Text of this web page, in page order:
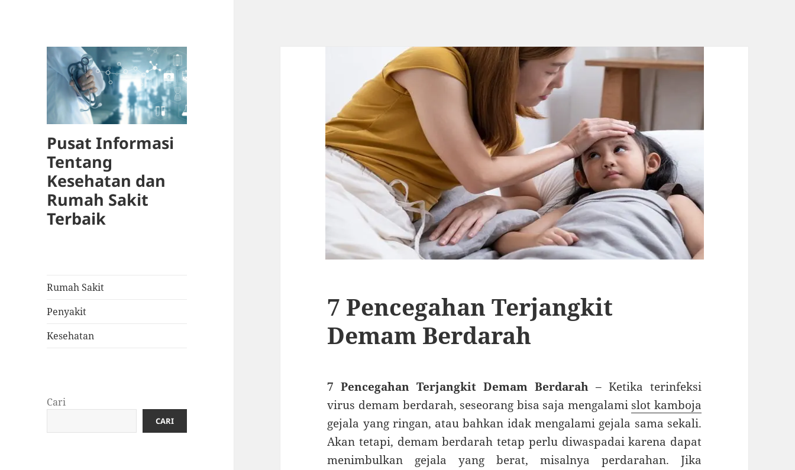
Pusat Informasi
Tentang
Kesehatan dan
Rumah Sakit
Terbaik
Rumah Sakit
Penyakit
Kesehatan
Cari
CARI
7 Pencegahan Terjangkit
Demam Berdarah
7 Pencegahan Terjangkit Demam Berdarah – Ketika terinfeksi
virus demam berdarah, seseorang bisa saja mengalami slot kamboja
gejala yang ringan, atau bahkan idak mengalami gejala sama sekali.
Akan tetapi, demam berdarah tetap perlu diwaspadai karena dapat
menimbulkan gejala yang berat, misalnya perdarahan. Jika